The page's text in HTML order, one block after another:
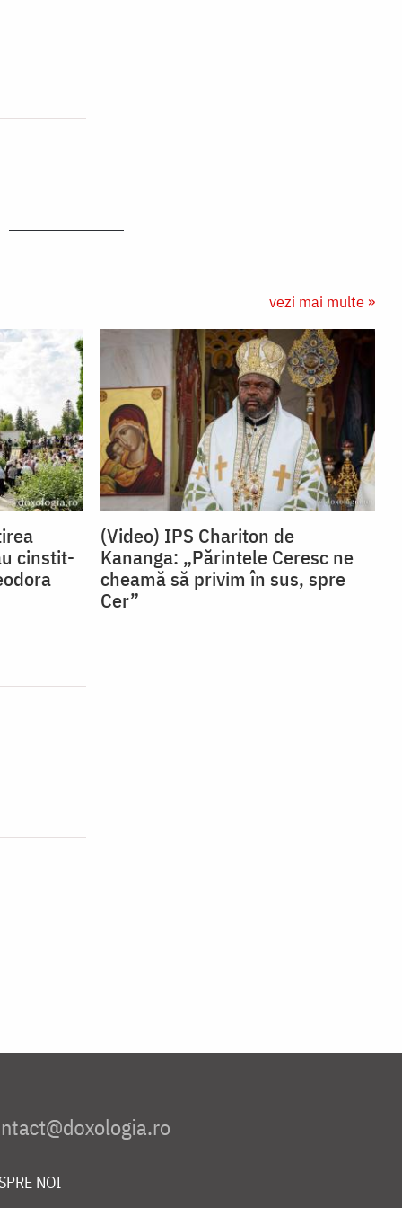
vezi mai multe »
cinstit-
(Video) IPS Chariton de
Kananga: „Părintele Ceresc ne
cheamă să privim în sus, spre
Cer”
NOI